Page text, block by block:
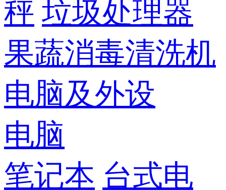
秤 垃圾处理器
果蔬消毒清洗机
电脑及外设
电脑
笔记本 台式电